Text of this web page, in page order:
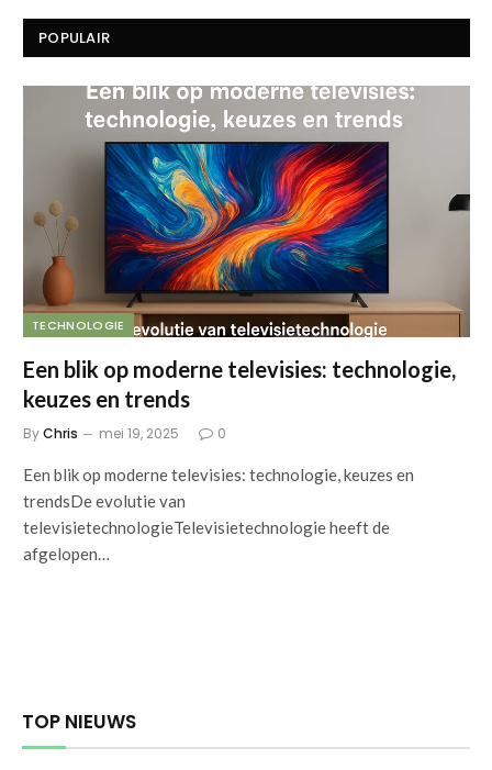
POPULAIR
TECHNOLOGIE
Een blik op moderne televisies: technologie,
keuzes en trends
ByChris mei 19, 2025 0
Een blik op moderne televisies: technologie, keuzes en
trendsDe evolutie van
televisietechnologieTelevisietechnologie heeft de
afgelopen…
TOP NIEUWS